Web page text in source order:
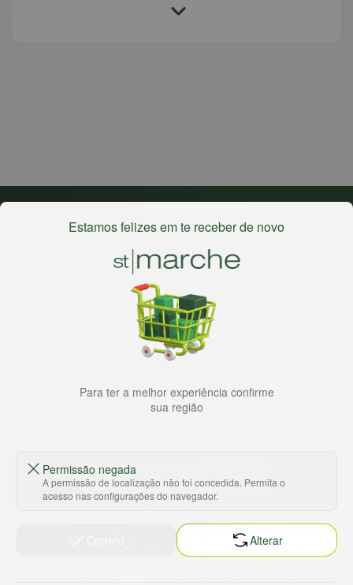
, o St. Marche busca oferecer a melhor
experiência de compras, a preços competitivos, pra você
comprar tudo o que precisa para seu dia a dia em um só
lugar. Além da loja online temos 31 lojas físicas na capital,
Grande São Paulo, litoral e interior de São Paulo. Vem ser
Estamos felizes em te receber de novo
Para ter a melhor experiência confirme
sua região
Permissão negada
A permissão de localização não foi concedida. Permita o
acesso nas configurações do navegador.
Alterar